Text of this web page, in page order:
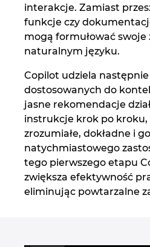
interakcje. Zamiast
funkcje czy
mogą formułować swoje
naturalnym języku.
Copilot udziela
dostosowanych do
jasne rekomendacje
instrukcje krok po kroku,
zrozumiałe, dokładne i
natychmiastowego
tego pierwszego etapu
zwiększa efektywność
eliminując powtarzalne